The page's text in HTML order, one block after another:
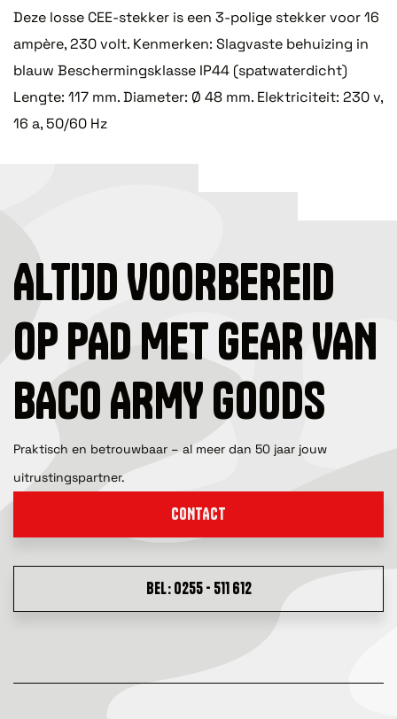
Deze losse CEE-stekker is een 3-polige stekker voor 16
ampère, 230 volt. Kenmerken: Slagvaste behuizing in
blauw Beschermingsklasse IP44 (spatwaterdicht)
Lengte: 117 mm. Diameter: Ø 48 mm. Elektriciteit: 230 v,
16 a, 50/60 Hz
ALTIJD VOORBEREID
OP PAD MET GEAR VAN
BACO ARMY GOODS
Praktisch en betrouwbaar – al meer dan 50 jaar jouw
uitrustingspartner.
CONTACT
BEL: 0255 - 511 612